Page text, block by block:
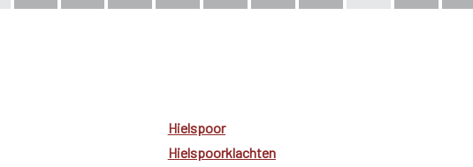
Hielspoor
Hielspoorklachten